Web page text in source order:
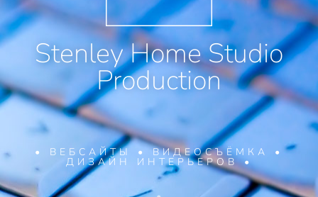
Stenley Home Studio
Production
• ВЕБСАЙТЫ • ВИДЕОСЪЁМКА •
ДИЗАЙН ИНТЕРЬЕРОВ •